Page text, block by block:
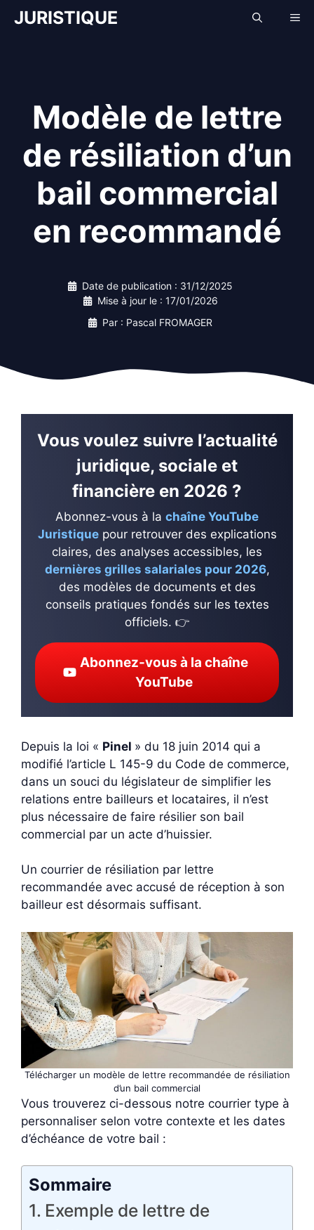
AllerJURISTIQUE
Modèle de lettre
de résiliation d’un
bail commercial
en recommandé
Date de publication : 31/12/2025
Mise à jour le : 17/01/2026
Par : Pascal FROMAGER
Vous voulez suivre l’actualité
juridique, sociale et
financière en 2026 ?
Abonnez-vous à la chaîne YouTube
Juristiquepour retrouver des explications
claires, des analyses accessibles, les
dernières grilles salariales pour 2026,
des modèles de documents et des
conseils pratiques fondés sur les textes
officiels. 👉
Abonnez-vous à la chaîne
YouTube
Depuis la loi « Pinel » du 18 juin 2014 qui a
modifié l’article L 145-9 du Code de commerce,
dans un souci du législateur de simplifier les
relations entre bailleurs et locataires, il n’est
plus nécessaire de faire résilier son bail
commercial par un acte d’huissier.
Un courrier de résiliation par lettre
recommandée avec accusé de réception à son
bailleur est désormais suffisant.
Télécharger un modèle de lettre recommandée de résiliation
d’un bail commercial
Vous trouverez ci-dessous notre courrier type à
personnaliser selon votre contexte et les dates
d’échéance de votre bail :
Sommaire
Exemple de lettre de